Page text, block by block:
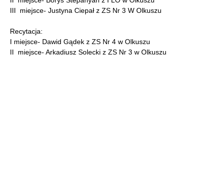
III miejsce- Justyna Ciepał z ZS Nr 3 W Olkuszu
Recytacja:
I miejsce- Dawid Gądek z ZS Nr 4 w Olkuszu
II miejsce- Arkadiusz Solecki z ZS Nr 3 w Olkuszu